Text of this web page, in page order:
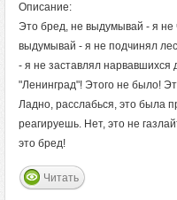
Описание:
Это бред, не выдумывай - я не
выдумывай - я не подчинял
- я не заставлял нарвавшихся
"Ленинград"! Этого не было!
Ладно, расслабься, это была
реагируешь. Нет, это не
это бред!
Читать